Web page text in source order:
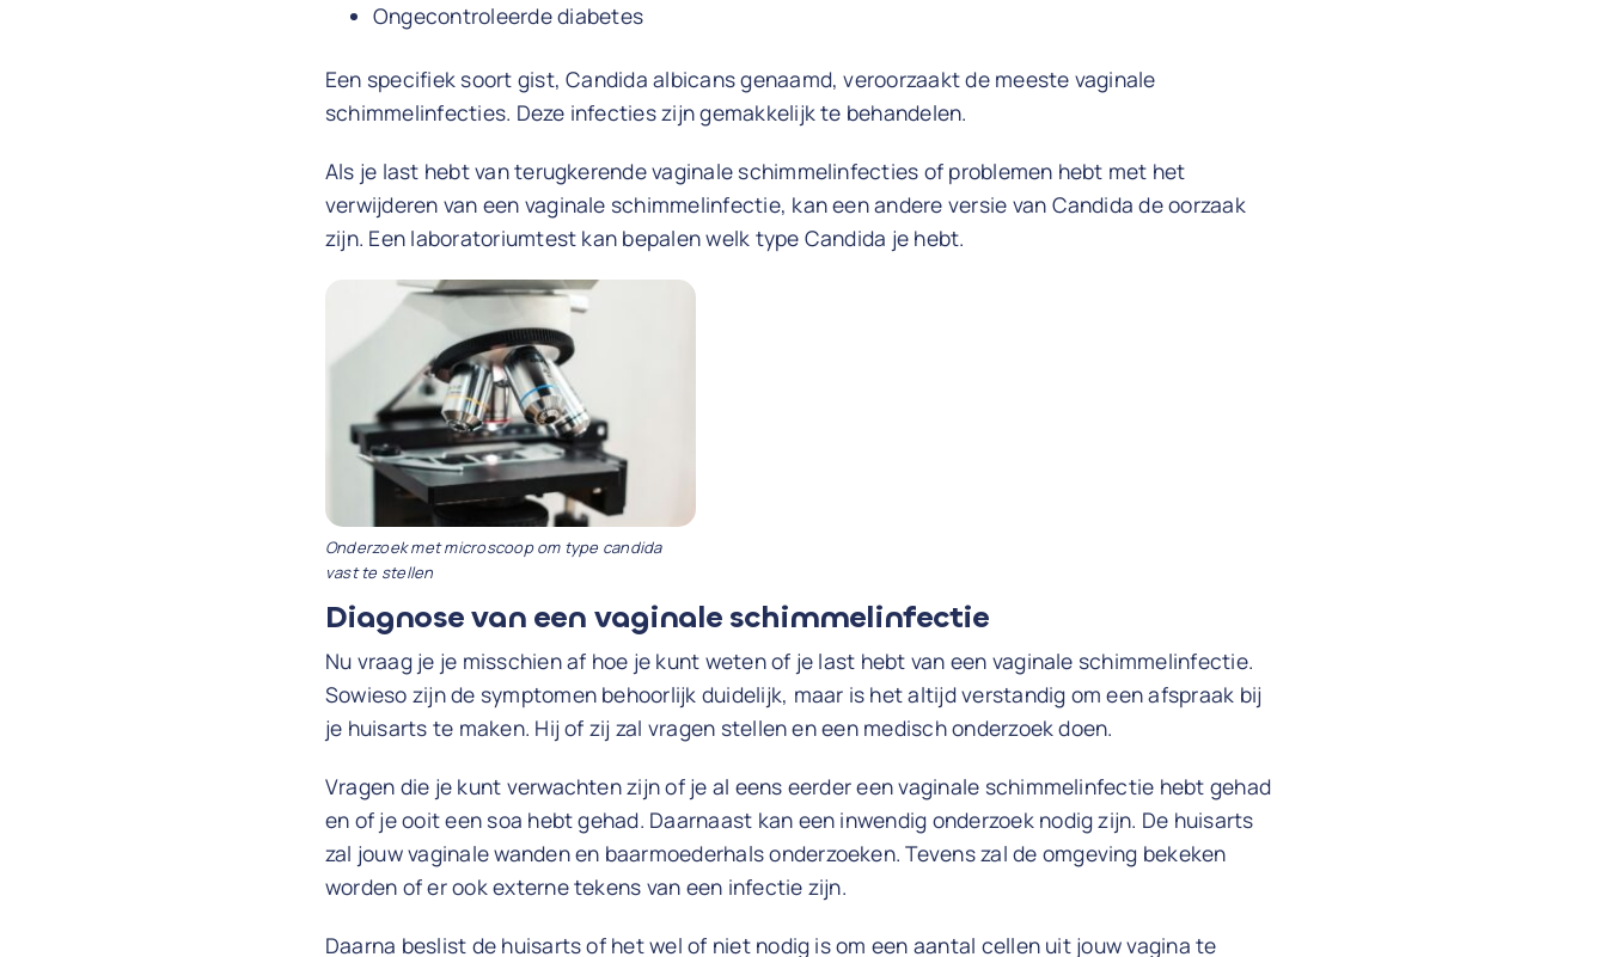
Ongecontroleerde diabetes
Een specifiek soort gist, Candida albicans genaamd, veroorzaakt de meeste vaginale
schimmelinfecties. Deze infecties zijn gemakkelijk te behandelen.
Als je last hebt van terugkerende vaginale schimmelinfecties of problemen hebt met het
verwijderen van een vaginale schimmelinfectie, kan een andere versie van Candida de oorzaak
zijn. Een laboratoriumtest kan bepalen welk type Candida je hebt.
Onderzoek met microscoop om type candida
vast te stellen
Diagnose van een vaginale schimmelinfectie
Nu vraag je je misschien af hoe je kunt weten of je last hebt van een vaginale schimmelinfectie.
Sowieso zijn de symptomen behoorlijk duidelijk, maar is het altijd verstandig om een afspraak bij
je huisarts te maken. Hij of zij zal vragen stellen en een medisch onderzoek doen.
Vragen die je kunt verwachten zijn of je al eens eerder een vaginale schimmelinfectie hebt gehad
en of je ooit een soa hebt gehad. Daarnaast kan een inwendig onderzoek nodig zijn. De huisarts
zal jouw vaginale wanden en baarmoederhals onderzoeken. Tevens zal de omgeving bekeken
worden of er ook externe tekens van een infectie zijn.
Daarna beslist de huisarts of het wel of niet nodig is om een aantal cellen uit jouw vagina te